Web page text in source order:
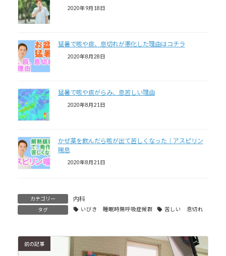
2020年9月18日
猛暑で咳や痰、息切れが悪化した理由はコチラ
2020年8月28日
猛暑で咳や痰がらみ、息苦しい理由
2020年8月21日
かぜ薬を飲んだら咳が出て苦しくなった｜アスピリン
喘息
2020年8月21日
カテゴリー 内科
タグ いびき 睡眠時無呼吸症候群 苦しい 息切れ
前の記事